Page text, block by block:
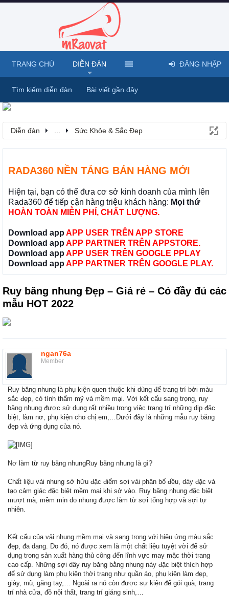
Diễn đàn Sức Khỏe & Sắc Đẹp
RADA360 NỀN TẢNG BÁN HÀNG MỚI
Hiện tại, bạn có thể đưa cơ sở kinh doanh của mình lên
Rada360 để tiếp cận hàng triệu khách hàng: Mọi thứ
HOÀN TOÀN MIỄN PHÍ, CHẤT LƯỢNG.
Download app APP USER TRÊN APP STORE
Download app APP PARTNER TRÊN APPSTORE.
Download app APP USER TRÊN GOOGLE PPLAY
Download app APP PARTNER TRÊN GOOGLE PLAY.
Ruy băng nhung Đẹp – Giá rẻ – Có đầy đủ các
mẫu HOT 2022
ngan76a
Member
Ruy băng nhung là phụ kiện quen thuộc khi dùng để trang trí bởi màu
sắc đẹp, có tính thẩm mỹ và mềm mại. Với kết cấu sang trọng, ruy
băng nhung được sử dụng rất nhiều trong việc trang trí những dịp đặc
biệt, làm nơ, phụ kiện cho chị em,…Dưới đây là những mẫu ruy băng
đẹp và ứng dụng của nó.
Nơ làm từ ruy băng nhungRuy băng nhung là gì?
Chất liệu vải nhung sở hữu đặc điểm sợi vải phân bố đều, dày đặc và
tạo cảm giác đặc biệt mềm mại khi sở vào. Ruy băng nhung đặc biệt
mượt mà, mềm mịn do nhung được làm từ sợi tổng hợp và sợi tự
nhiên.
Kết cấu của vải nhung mềm mại và sang trọng với hiệu ứng màu sắc
đẹp, đa dạng. Do đó, nó được xem là một chất liệu tuyệt vời để sử
dụng trong sản xuất hàng thủ công đến lĩnh vực may mặc thời trang
cao cấp. Những sợi dây ruy băng bằng nhung này đặc biệt thích hợp
để sử dụng làm phụ kiện thời trang như quần áo, phụ kiện làm đẹp,
giày, mũ, găng tay,… Ngoài ra nó còn được sự kiện để gói quà, trang
trí nhà cửa, đồ nội thất, trang trí giáng sinh,…
TRANG CHỦ DIỄN ĐÀN
Tìm kiếm diễn đàn Bài viết gần đây
ĐĂNG NHẬP